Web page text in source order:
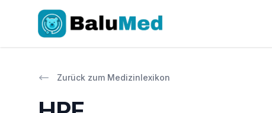
Zurück zum Medizinlexikon